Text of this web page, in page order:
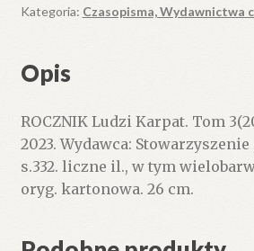
Tom
Kategoria: Czasopisma, Wydawnictwa
Opis
ROCZNIK Ludzi Karpat. Tom
2023. Wydawca: Stowarzyszenie
s.332. liczne il., w tym
oryg. kartonowa. 26 cm.